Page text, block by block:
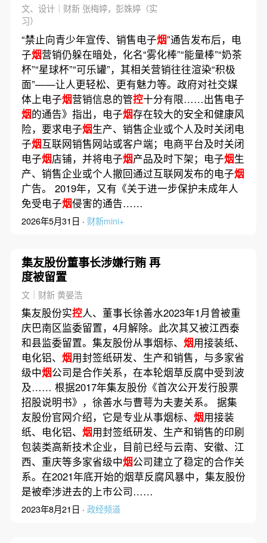
文、设计｜财新 张梅婷，彭姝婷（实
习）
“禁止向青少年宣传、销售电子烟”通告发布后，电
子烟营销仍躲在暗处，化名“雾化棒”“能量棒”“奶茶
杯”“星球杯”“可乐罐”，其相关营销往往渲染“积极
面”——让人更轻松、更有魅力等。政府对社交媒
体上电子烟营销信息的管控十分有限……出售电子
烟的通告》指出，电子烟存在较大的安全和健康风
险，要求电子烟生产、销售企业或个人及时关闭电
子烟互联网销售网站或客户端；电商平台及时关闭
电子烟店铺，并将电子烟产品及时下架；电子烟生
产、销售企业或个人撤回通过互联网发布的电子烟
广告。 2019年，又有《关于进一步保护未成年人
免受电子烟侵害的通告……
2026年5月31日 · 财新mini+
集友股份董事长涉嫌行贿 再
度被留置
文｜财新 黄晏浩
集友股份实控人、董事长徐善水2023年1月曾被重
庆巴南区监委留置，4月解除。此次其又被江西泰
和县监委留置。集友股份从事烟标、 烟用接装纸、
电化铝、 烟用封签纸研发、生产和销售，与多家省
级中烟公司是合作关系，在本轮烟草反腐中受到波
及…… 根据2017年集友股份《首次公开发行股票
招股说明书》，徐善水与曹萼为夫妻关系。 据集
友股份官网介绍，它是专业从事烟标、 烟用接装
纸、电化铝、 烟用封签纸研发、生产和销售的印刷
包装类高新技术企业，目前已经与云南、安徽、江
西、重庆等多家省级中烟公司建立了稳定的合作关
系。在2021年底开始的烟草反腐风暴中，集友股份
是被牵涉进去的上市公司……
2023年8月21日 · 政经频道